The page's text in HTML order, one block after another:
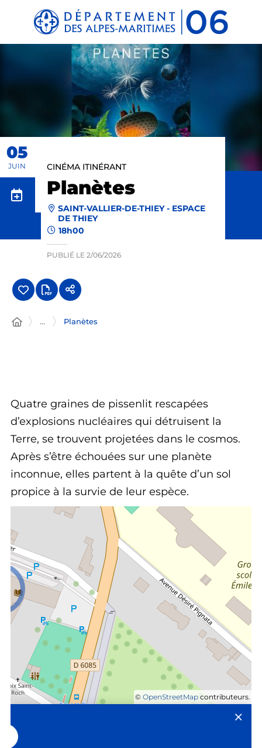
Panneau de gestion des cookies
CINÉMA ITINÉRANT
Planètes
SAINT-VALLIER-DE-THIEY - ESPACE
DE THIEY
18h00
PUBLIÉ LE 2/06/2026
05
JUIN
... Planètes
Quatre graines de pissenlit rescapées
d’explosions nucléaires qui détruisent la
Terre, se trouvent projetées dans le cosmos.
Après s’être échouées sur une planète
inconnue, elles partent à la quête d’un sol
propice à la survie de leur espèce.
© OpenStreetMap contributeurs.